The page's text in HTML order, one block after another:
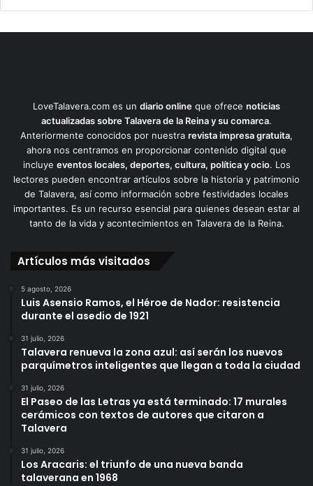
LoveTalavera.com es un diario online que ofrece noticias
actualizadas sobre Talavera de la Reina y su comarca.
Anteriormente conocidos por nuestra revista impresa gratuita,
ahora nos centramos en proporcionar contenido digital que
incluye eventos locales, deportes, cultura, política y ocio. Los
lectores pueden encontrar artículos sobre la historia y patrimonio
de Talavera, así como información sobre festividades locales
importantes. Es un recurso esencial para quienes desean estar al
tanto de la vida y acontecimientos en Talavera de la Reina.
Artículos más visitados
5 agosto, 2026
Luis Asensio Ramos, el Héroe de Nador: resistencia
durante el asedio de 1921
31 julio, 2026
Talavera renueva la zona azul: así serán los nuevos
parquímetros inteligentes que llegan a toda la ciudad
31 julio, 2026
El Paseo de las Letras ya está terminado: 17 murales
cerámicos con textos de autores que citaron a
Talavera
31 julio, 2026
Los Aracaris: el triunfo de una nueva banda
talaverana en 1968